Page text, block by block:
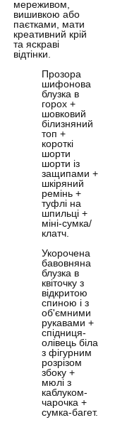
мереживом,
вишивкою або
паєтками, мати
креативний крій
та яскраві
відтінки.
Прозора
шифонова
блузка в
горох +
шовковий
білизняний
топ +
короткі
шорти
шорти із
защипами +
шкіряний
ремінь +
туфлі на
шпильці +
міні-сумка/
клатч.
Укорочена
бавовняна
блузка в
квіточку з
відкритою
спиною і з
об'ємними
рукавами +
спідниця-
олівець біла
з фігурним
розрізом
збоку +
мюлі з
каблуком-
чарочка +
сумка-багет.